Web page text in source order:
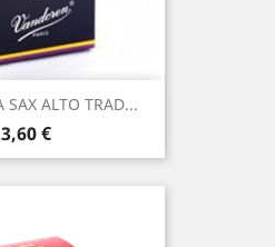
ALTO TRAD...
Τιμή
3,60 €